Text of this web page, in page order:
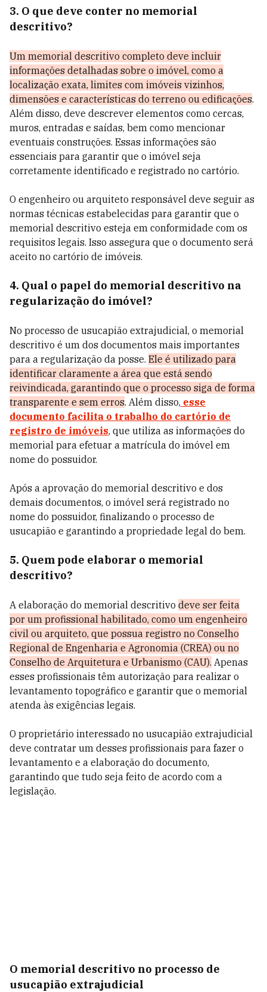
3. O que deve conter no memorial
descritivo?
Um memorial descritivo completo deve incluir
informações detalhadas sobre o imóvel, como a
localização exata, limites com imóveis vizinhos,
dimensões e características do terreno ou edificações.
Além disso, deve descrever elementos como cercas,
muros, entradas e saídas, bem como mencionar
eventuais construções. Essas informações são
essenciais para garantir que o imóvel seja
corretamente identificado e registrado no cartório.
O engenheiro ou arquiteto responsável deve seguir as
normas técnicas estabelecidas para garantir que o
memorial descritivo esteja em conformidade com os
requisitos legais. Isso assegura que o documento será
aceito no cartório de imóveis.
4. Qual o papel do memorial descritivo na
regularização do imóvel?
No processo de usucapião extrajudicial, o memorial
descritivo é um dos documentos mais importantes
para a regularização da posse. Ele é utilizado para
identificar claramente a área que está sendo
reivindicada, garantindo que o processo siga de forma
transparente e sem erros. Além disso, esse
documento facilita o trabalho do cartório de
registro de imóveis, que utiliza as informações do
memorial para efetuar a matrícula do imóvel em
nome do possuidor.
Após a aprovação do memorial descritivo e dos
demais documentos, o imóvel será registrado no
nome do possuidor, finalizando o processo de
usucapião e garantindo a propriedade legal do bem.
5. Quem pode elaborar o memorial
descritivo?
A elaboração do memorial descritivo deve ser feita
por um profissional habilitado, como um engenheiro
civil ou arquiteto, que possua registro no Conselho
Regional de Engenharia e Agronomia (CREA) ou no
Conselho de Arquitetura e Urbanismo (CAU). Apenas
esses profissionais têm autorização para realizar o
levantamento topográfico e garantir que o memorial
atenda às exigências legais.
O proprietário interessado no usucapião extrajudicial
deve contratar um desses profissionais para fazer o
levantamento e a elaboração do documento,
garantindo que tudo seja feito de acordo com a
legislação.
O memorial descritivo no processo de
usucapião extrajudicial